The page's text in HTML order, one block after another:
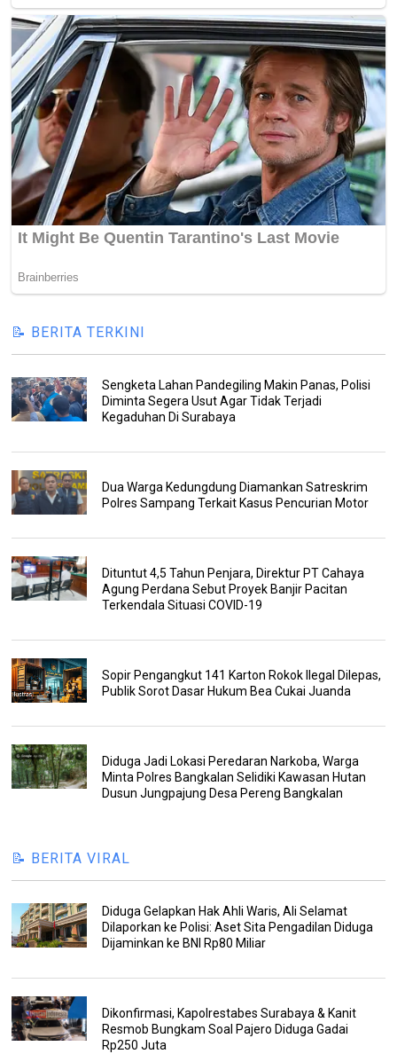
📝 BERITA TERKINI
Sengketa Lahan Pandegiling Makin Panas, Polisi
Diminta Segera Usut Agar Tidak Terjadi
Kegaduhan Di Surabaya
Dua Warga Kedungdung Diamankan Satreskrim
Polres Sampang Terkait Kasus Pencurian Motor
Dituntut 4,5 Tahun Penjara, Direktur PT Cahaya
Agung Perdana Sebut Proyek Banjir Pacitan
Terkendala Situasi COVID-19
Sopir Pengangkut 141 Karton Rokok Ilegal Dilepas,
Publik Sorot Dasar Hukum Bea Cukai Juanda
Diduga Jadi Lokasi Peredaran Narkoba, Warga
Minta Polres Bangkalan Selidiki Kawasan Hutan
Dusun Jungpajung Desa Pereng Bangkalan
📝 BERITA VIRAL
Diduga Gelapkan Hak Ahli Waris, Ali Selamat
Dilaporkan ke Polisi: Aset Sita Pengadilan Diduga
Dijaminkan ke BNI Rp80 Miliar
Dikonfirmasi, Kapolrestabes Surabaya & Kanit
Resmob Bungkam Soal Pajero Diduga Gadai
Rp250 Juta